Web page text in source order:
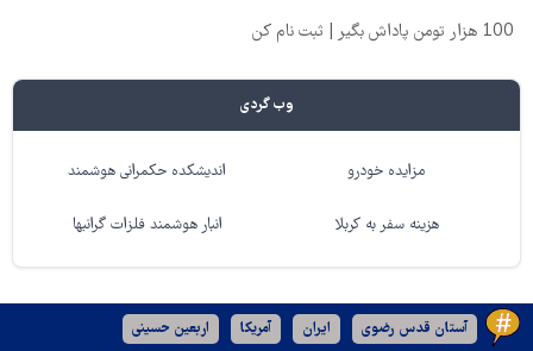
100 هزار تومن پاداش بگیر | ثبت نام کن
وب گردی
مزایده خودرو اندیشکده حکمرانی هوشمند
هزینه سفر به کربلا انبار هوشمند فلزات گرانبها
آستان قدس رضوی ایران آمریکا اربعین حسینی